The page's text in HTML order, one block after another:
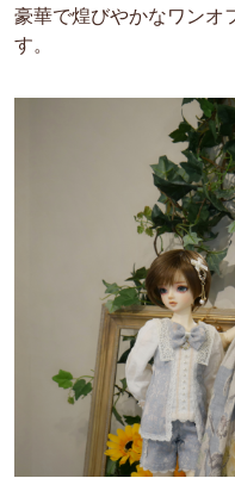
豪華で煌びやかなワンオ
す。